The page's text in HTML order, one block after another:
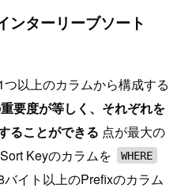
ターリーブソート
以上のカラムから構成する
要度が等しく、それぞれを
ることができる 点が最大の
Keyのカラムを
WHERE
イト以上のPrefixのカラム